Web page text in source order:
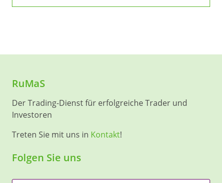
RuMaS
Der Trading-Dienst für erfolgreiche Trader und
Investoren
Treten Sie mit uns in Kontakt!
Folgen Sie uns